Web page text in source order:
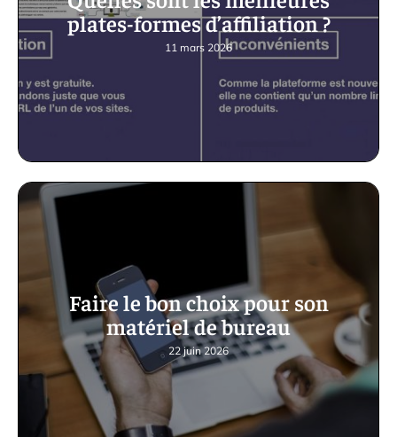
plates-formes d’affiliation ?
11 mars 2026
Faire le bon choix pour son
matériel de bureau
22 juin 2026